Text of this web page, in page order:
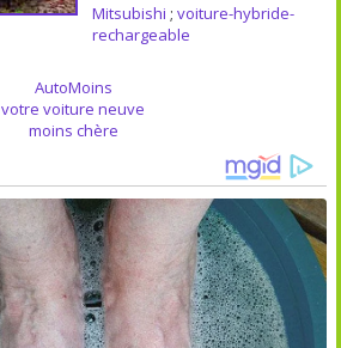
Mitsubishi ; voiture-hybride-
rechargeable
AutoMoins
votre voiture neuve
moins chère